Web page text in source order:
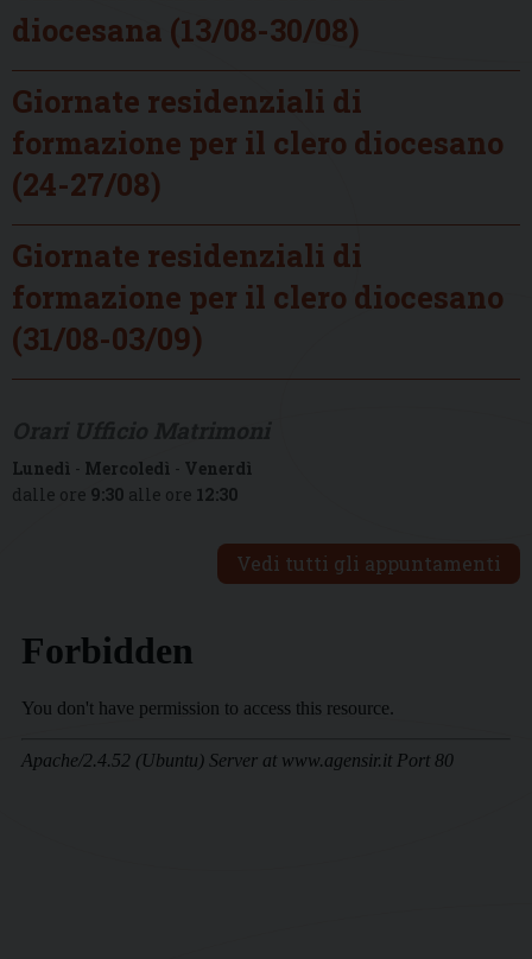
diocesana (13/08-30/08)
Giornate residenziali di
formazione per il clero diocesano
(24-27/08)
Giornate residenziali di
formazione per il clero diocesano
(31/08-03/09)
Lunedì - Mercoledì - Venerdì
dalle ore 9:30 alle ore 12:30
Vedi tutti gli appuntamenti